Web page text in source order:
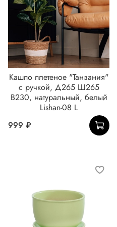
Кашпо плетеное "Танзания"
с ручкой, Д265 Ш265
В230, натуральный, белый
Lishan-08 L
999 ₽